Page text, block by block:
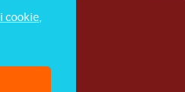
cookie